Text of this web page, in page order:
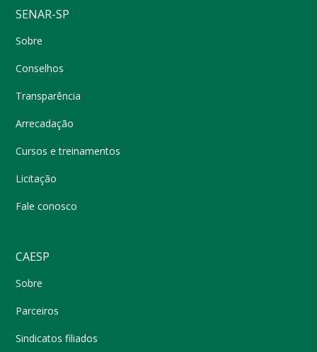
SENAR-SP
Sobre
Conselhos
Transparência
Arrecadação
Cursos e treinamentos
Licitação
Fale conosco
CAESP
Sobre
Parceiros
Sindicatos filiados